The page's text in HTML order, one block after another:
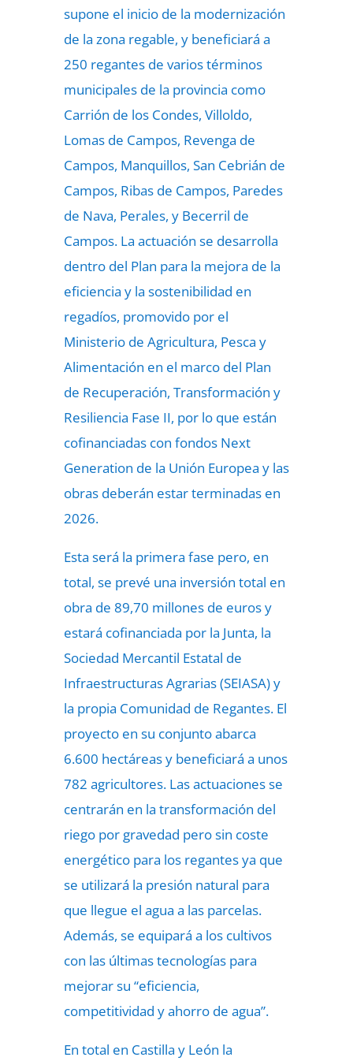
supone el inicio de la modernización
de la zona regable, y beneficiará a
250 regantes de varios términos
municipales de la provincia como
Carrión de los Condes, Villoldo,
Lomas de Campos, Revenga de
Campos, Manquillos, San Cebrián de
Campos, Ribas de Campos, Paredes
de Nava, Perales, y Becerril de
Campos. La actuación se desarrolla
dentro del Plan para la mejora de la
eficiencia y la sostenibilidad en
regadíos, promovido por el
Ministerio de Agricultura, Pesca y
Alimentación en el marco del Plan
de Recuperación, Transformación y
Resiliencia Fase II, por lo que están
cofinanciadas con fondos Next
Generation de la Unión Europea y las
obras deberán estar terminadas en
2026.
Esta será la primera fase pero, en
total, se prevé una inversión total en
obra de 89,70 millones de euros y
estará cofinanciada por la Junta, la
Sociedad Mercantil Estatal de
Infraestructuras Agrarias (SEIASA) y
la propia Comunidad de Regantes. El
proyecto en su conjunto abarca
6.600 hectáreas y beneficiará a unos
782 agricultores. Las actuaciones se
centrarán en la transformación del
riego por gravedad pero sin coste
energético para los regantes ya que
se utilizará la presión natural para
que llegue el agua a las parcelas.
Además, se equipará a los cultivos
con las últimas tecnologías para
mejorar su “eficiencia,
competitividad y ahorro de agua”.
En total en Castilla y León la